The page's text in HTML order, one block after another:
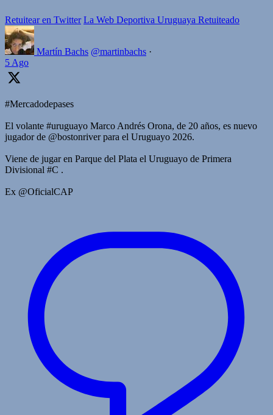
Retuitear en Twitter La Web Deportiva Uruguaya Retuiteado
Martín Bachs @martinbachs ·
5 Ago
#Mercadodepases
El volante #uruguayo Marco Andrés Orona, de 20 años, es nuevo
jugador de @bostonriver para el Uruguayo 2026.
Viene de jugar en Parque del Plata el Uruguayo de Primera
Divisional #C .
Ex @OficialCAP